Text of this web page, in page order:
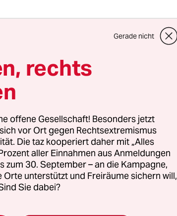
die
vor allem
25 Prozent
gering, sagte eine
sehen will.
in der Redaktion
gute Berichte
Gerade nicht
rechts
offene Gesellschaft! Besonders jetzt
vor Ort gegen Rechtsextremismus
Die taz kooperiert daher mit „Alles
aller Einnahmen aus Anmeldungen
zum 30. September – an die Kampagne,
Orte unterstützt und Freiräume sichern will,
Sie dabei?